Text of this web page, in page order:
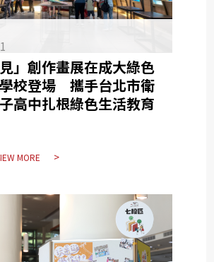
見」創作畫展在成大綠色
校登場 攜手台北市衛
高中扎根綠色生活教育
MORE